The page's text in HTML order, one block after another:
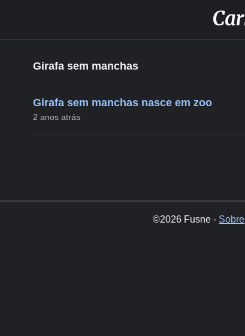
Girafa sem manchas
Girafa sem manchas nasce em zoo
2 anos atrás
©2026 Fusne - Sobre